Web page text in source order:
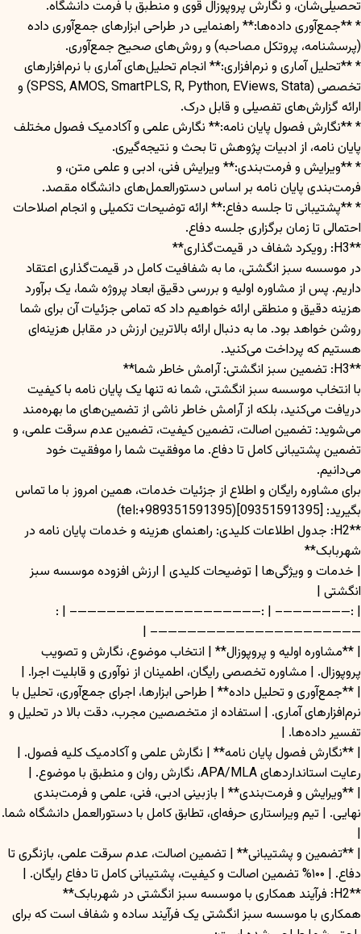
تحصیلی‌شان، و نگارش پروپوزال قوی و منطبق با فرمت دانشگاه.
* **جمع‌آوری داده‌ها:** راهنمایی در طراحی ابزارهای جمع‌آوری داده
(پرسشنامه، پروتکل مصاحبه) و روش‌های صحیح جمع‌آوری.
* **تحلیل آماری و نرم‌افزاری:** انجام تحلیل‌های آماری با نرم‌افزارهای
تخصصی (SPSS, AMOS, SmartPLS, R, Python, EViews, Stata) و
ارائه گزارش‌های تفصیلی و قابل درک.
* **نگارش فصول پایان نامه:** نگارش علمی و آکادمیک فصول مختلف
پایان نامه، از ادبیات پژوهش تا بحث و نتیجه‌گیری.
* **ویرایش و فرمت‌بندی:** ویرایش فنی، ادبی و علمی متن، و
فرمت‌بندی پایان نامه بر اساس دستورالعمل‌های دانشگاه مقصد.
* **پشتیبانی تا جلسه دفاع:** ارائه توضیحات تکمیلی و انجام اصلاحات
احتمالی تا زمان برگزاری جلسه دفاع.
**H3: رویکرد شفاف در قیمت‌گذاری**
در موسسه سبز انگشتی، ما به شفافیت کامل در قیمت‌گذاری اعتقاد
داریم. پس از مشاوره اولیه و بررسی دقیق ابعاد پروژه شما، یک برآورد
هزینه دقیق و منطقی ارائه خواهیم داد که تمامی جزئیات آن برای شما
روشن خواهد بود. ما به دنبال ارائه بالاترین ارزش در مقابل هزینه‌ای
هستیم که پرداخت می‌کنید.
**H3: تضمین سبز انگشتی: آرامش خاطر شما**
با انتخاب موسسه سبز انگشتی، شما نه تنها یک پایان نامه با کیفیت
دریافت می‌کنید، بلکه از آرامش خاطر ناشی از تضمین‌های ما بهره‌مند
می‌شوید: تضمین اصالت، تضمین کیفیت، تضمین عدم سرقت علمی، و
تضمین پشتیبانی کامل تا دفاع. ما موفقیت شما را موفقیت خود
می‌دانیم.
برای مشاوره رایگان و اطلاع از جزئیات خدمات، همین امروز با ما تماس
بگیرید: [09351591395](tel:+989351591395)
**H2: جدول اطلاعات کلیدی: راهنمای هزینه و خدمات پایان نامه در
شهربابک**
| خدمات و ویژگی‌ها | توضیحات کلیدی | ارزش افزوده موسسه سبز
انگشتی |
| :———————– | :———————————————————– | :
—————————————————————– |
| **مشاوره اولیه و پروپوزال** | انتخاب موضوع، نگارش و تصویب
پروپوزال. | مشاوره تخصصی رایگان، اطمینان از نوآوری و قابلیت اجرا. |
| **جمع‌آوری و تحلیل داده** | طراحی ابزارها، اجرای جمع‌آوری، تحلیل با
نرم‌افزارهای آماری. | استفاده از متخصصین مجرب، دقت بالا در تحلیل و
تفسیر داده‌ها. |
| **نگارش فصول پایان نامه** | نگارش علمی و آکادمیک کلیه فصول. |
رعایت استانداردهای APA/MLA، نگارش روان و منطبق با موضوع. |
| **ویرایش و فرمت‌بندی** | بازبینی ادبی، فنی، علمی و فرمت‌بندی
نهایی. | تیم ویراستاری حرفه‌ای، تطابق کامل با دستورالعمل دانشگاه شما.
|
| **تضمین و پشتیبانی** | تضمین اصالت، عدم سرقت علمی، بازنگری تا
دفاع. | ۱۰۰% تضمین اصالت و کیفیت، پشتیبانی کامل تا دفاع رایگان. |
**H2: فرآیند همکاری با موسسه سبز انگشتی در شهربابک**
همکاری با موسسه سبز انگشتی یک فرآیند ساده و شفاف است که برای